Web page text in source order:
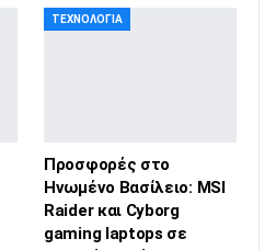
ΤΕΧΝΟΛΟΓΊΑ
Προσφορές στο
Ηνωμένο Βασίλειο: MSI
Raider και Cyborg
gaming laptops σε